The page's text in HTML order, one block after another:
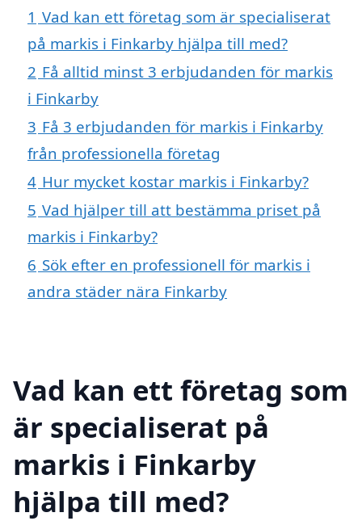
1 Vad kan ett företag som är specialiserat
på markis i Finkarby hjälpa till med?
2 Få alltid minst 3 erbjudanden för markis
i Finkarby
3 Få 3 erbjudanden för markis i Finkarby
från professionella företag
4 Hur mycket kostar markis i Finkarby?
5 Vad hjälper till att bestämma priset på
markis i Finkarby?
6 Sök efter en professionell för markis i
andra städer nära Finkarby
Vad kan ett företag som
är specialiserat på
markis i Finkarby
hjälpa till med?